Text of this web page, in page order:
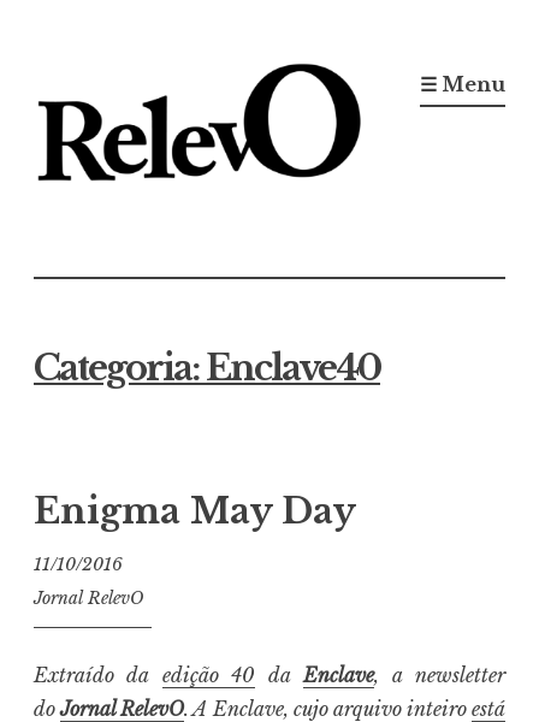
conteúdo
☰ Menu
Categoria:Enclave40
Enigma May Day
11/10/2016
Jornal RelevO
Extraído da edição 40 daEnclave, a newsletter
doJornal RelevO. A Enclave, cujo arquivo inteiro está